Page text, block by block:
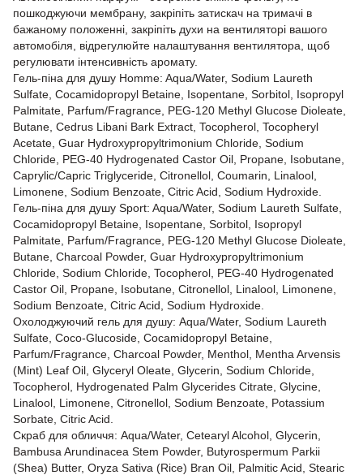
пошкоджуючи мембрану, закріпіть затискач на тримачі в
бажаному положенні, закріпіть духи на вентиляторі вашого
автомобіля, відрегулюйте налаштування вентилятора, щоб
регулювати інтенсивність аромату.
Гель-піна для душу Homme: Aqua/Water, Sodium Laureth
Sulfate, Cocamidopropyl Betaine, Isopentane, Sorbitol, Isopropyl
Palmitate, Parfum/Fragrance, PEG-120 Methyl Glucose Dioleate,
Butane, Cedrus Libani Bark Extract, Tocopherol, Tocopheryl
Acetate, Guar Hydroxypropyltrimonium Chloride, Sodium
Chloride, PEG-40 Hydrogenated Castor Oil, Propane, Isobutane,
Caprylic/Capric Triglyceride, Citronellol, Coumarin, Linalool,
Limonene, Sodium Benzoate, Citric Acid, Sodium Hydroxide.
Гель-піна для душу Sport: Aqua/Water, Sodium Laureth Sulfate,
Cocamidopropyl Betaine, Isopentane, Sorbitol, Isopropyl
Palmitate, Parfum/Fragrance, PEG-120 Methyl Glucose Dioleate,
Butane, Charcoal Powder, Guar Hydroxypropyltrimonium
Chloride, Sodium Chloride, Tocopherol, PEG-40 Hydrogenated
Castor Oil, Propane, Isobutane, Citronellol, Linalool, Limonene,
Sodium Benzoate, Citric Acid, Sodium Hydroxide.
Охолоджуючий гель для душу: Aqua/Water, Sodium Laureth
Sulfate, Coco-Glucoside, Cocamidopropyl Betaine,
Parfum/Fragrance, Charcoal Powder, Menthol, Mentha Arvensis
(Mint) Leaf Oil, Glyceryl Oleate, Glycerin, Sodium Chloride,
Tocopherol, Hydrogenated Palm Glycerides Citrate, Glycine,
Linalool, Limonene, Citronellol, Sodium Benzoate, Potassium
Sorbate, Citric Acid.
Скраб для обличчя: Aqua/Water, Cetearyl Alcohol, Glycerin,
Bambusa Arundinacea Stem Powder, Butyrospermum Parkii
(Shea) Butter, Oryza Sativa (Rice) Bran Oil, Palmitic Acid, Stearic